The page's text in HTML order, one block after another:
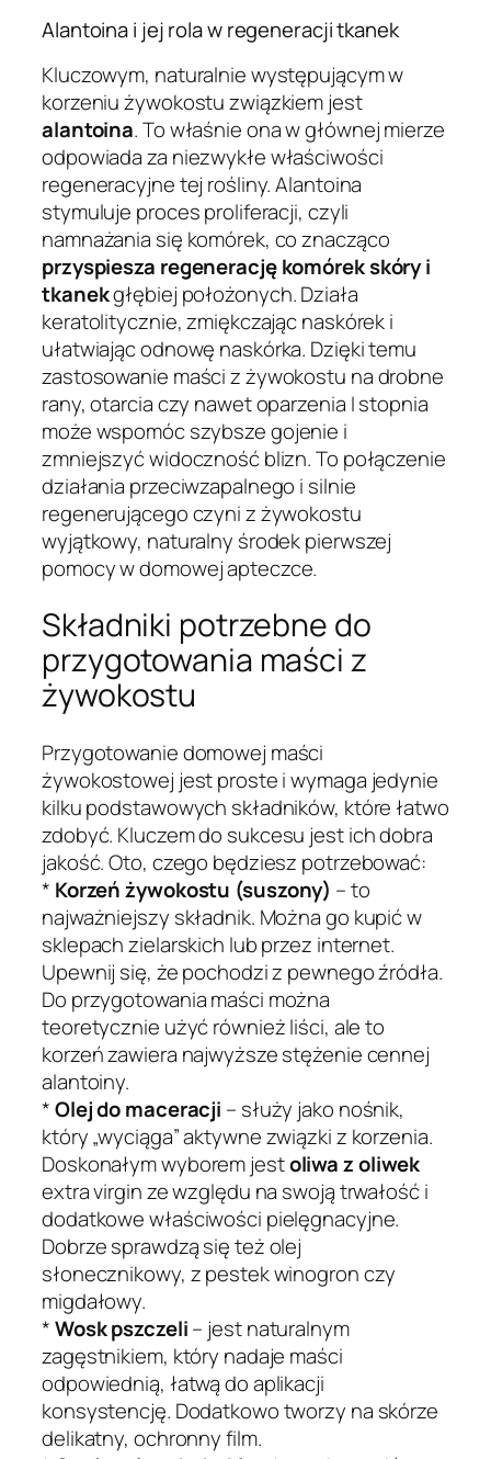
Alantoina i jej rola w regeneracji tkanek
Kluczowym, naturalnie występującym w
korzeniu żywokostu związkiem jest
alantoina. To właśnie ona w głównej mierze
odpowiada za niezwykłe właściwości
regeneracyjne tej rośliny. Alantoina
stymuluje proces proliferacji, czyli
namnażania się komórek, co znacząco
przyspiesza regenerację komórek skóry i
tkanekgłębiej położonych. Działa
keratolitycznie, zmiękczając naskórek i
ułatwiając odnowę naskórka. Dzięki temu
zastosowanie maści z żywokostu na drobne
rany, otarcia czy nawet oparzenia I stopnia
może wspomóc szybsze gojenie i
zmniejszyć widoczność blizn. To połączenie
działania przeciwzapalnego i silnie
regenerującego czyni z żywokostu
wyjątkowy, naturalny środek pierwszej
pomocy w domowej apteczce.
Składniki potrzebne do
przygotowania maści z
żywokostu
Przygotowanie domowej maści
żywokostowej jest proste i wymaga jedynie
kilku podstawowych składników, które łatwo
zdobyć. Kluczem do sukcesu jest ich dobra
jakość. Oto, czego będziesz potrzebować:
* Korzeń żywokostu (suszony) – to
najważniejszy składnik. Można go kupić w
sklepach zielarskich lub przez internet.
Upewnij się, że pochodzi z pewnego źródła.
Do przygotowania maści można
teoretycznie użyć również liści, ale to
korzeń zawiera najwyższe stężenie cennej
alantoiny.
*Olej do maceracji – służy jako nośnik,
który „wyciąga” aktywne związki z korzenia.
Doskonałym wyborem jestoliwa z oliwek
extra virgin ze względu na swoją trwałość i
dodatkowe właściwości pielęgnacyjne.
Dobrze sprawdzą się też olej
słonecznikowy, z pestek winogron czy
migdałowy.
*Wosk pszczeli– jest naturalnym
zagęstnikiem, który nadaje maści
odpowiednią, łatwą do aplikacji
konsystencję. Dodatkowo tworzy na skórze
delikatny, ochronny film.